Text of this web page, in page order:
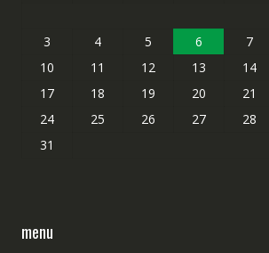
3
4 5 6 7
10
11 12 13 14
17
18 19 20 21
24
25 26 27 28
31
menu